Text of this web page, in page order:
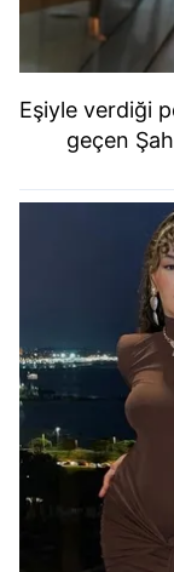
Eşiyle verdiği
geçen